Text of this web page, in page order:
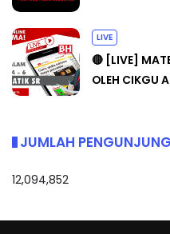
LIVE
🔴 [LIVE]
OLEH CIKGU
JUMLAH PENGUNJUNG
12,094,852